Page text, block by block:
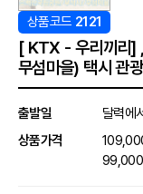
상품코드 2121
[ KTX - 우리끼리]
무섬마을) 택시 관
출발일
달력에
상품가격